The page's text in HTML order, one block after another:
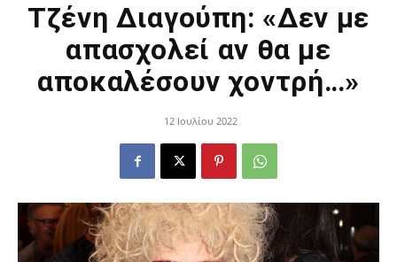
Τζένη Διαγούπη: «Δεν με
απασχολεί αν θα με
αποκαλέσουν χοντρή…»
12 Ιουλίου 2022